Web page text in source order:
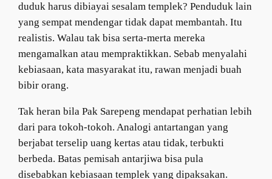
duduk harus dibiayai sesalam templek? Penduduk lain
yang sempat mendengar tidak dapat membantah. Itu
realistis. Walau tak bisa serta-merta mereka
mengamalkan atau mempraktikkan. Sebab menyalahi
kebiasaan, kata masyarakat itu, rawan menjadi buah
bibir orang.
Tak heran bila Pak Sarepeng mendapat perhatian lebih
dari para tokoh-tokoh. Analogi antartangan yang
berjabat terselip uang kertas atau tidak, terbukti
berbeda. Batas pemisah antarjiwa bisa pula
disebabkan kebiasaan templek yang dipaksakan.